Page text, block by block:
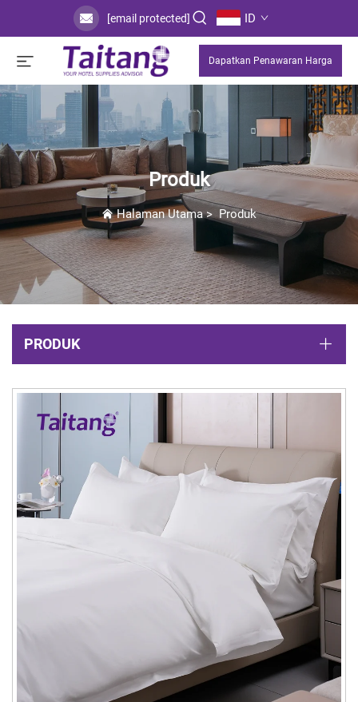
[email protected] ID
Dapatkan Penawaran Harga
Produk
Halaman Utama> Produk
PRODUK